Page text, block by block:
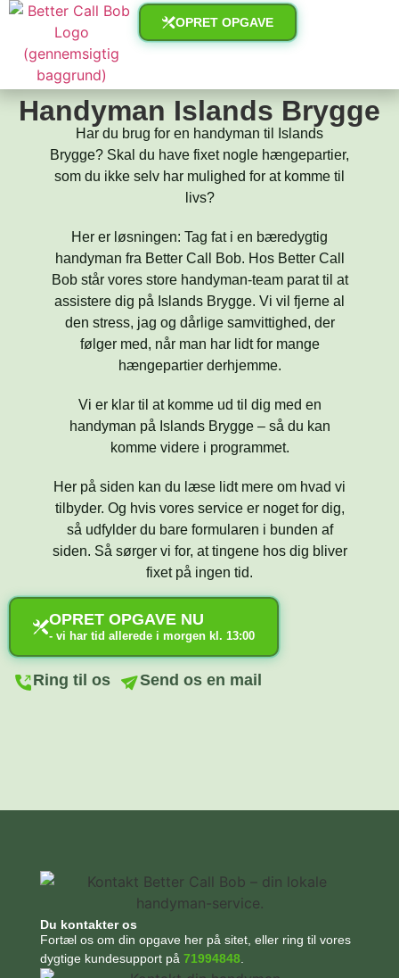
OPRET OPGAVE
Handyman Islands Brygge
Har du brug for en handyman til Islands
Brygge? Skal du have fixet nogle hængepartier,
som du ikke selv har mulighed for at komme til
livs?
Her er løsningen: Tag fat i en bæredygtig
handyman fra Better Call Bob. Hos Better Call
Bob står vores store handyman-team parat til at
assistere dig på Islands Brygge. Vi vil fjerne al
den stress, jag og dårlige samvittighed, der
følger med, når man har lidt for mange
hængepartier derhjemme.
Vi er klar til at komme ud til dig med en
handyman på Islands Brygge – så du kan
komme videre i programmet.
Her på siden kan du læse lidt mere om hvad vi
tilbyder. Og hvis vores service er noget for dig,
så udfylder du bare formularen i bunden af
siden. Så sørger vi for, at tingene hos dig bliver
fixet på ingen tid.
OPRET OPGAVE NU
- vi har tid allerede i morgen kl. 13:00
Ring til os Send os en mail
Du kontakter os
Fortæl os om din opgave her på sitet, eller ring til vores
dygtige kundesupport på 71994848.